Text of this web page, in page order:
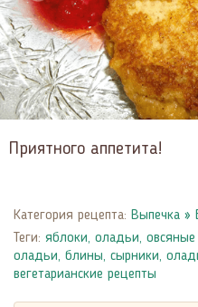
Приятного аппетита!
Категория рецепта: Выпечка »
Теги: яблоки, оладьи,
оладьи, блины, сырники,
вегетарианские рецепты